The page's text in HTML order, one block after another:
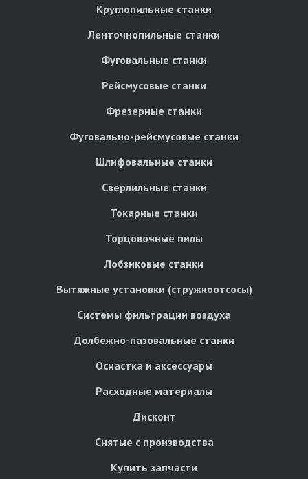
Круглопильные станки
Ленточнопильные станки
Фуговальные станки
Рейсмусовые станки
Фрезерные станки
Фуговально-рейсмусовые станки
Шлифовальные станки
Сверлильные станки
Токарные станки
Торцовочные пилы
Лобзиковые станки
Вытяжные установки (стружкоотсосы)
Системы фильтрации воздуха
Долбежно-пазовальные станки
Оснастка и аксессуары
Расходные материалы
Дисконт
Снятые с производства
Купить запчасти